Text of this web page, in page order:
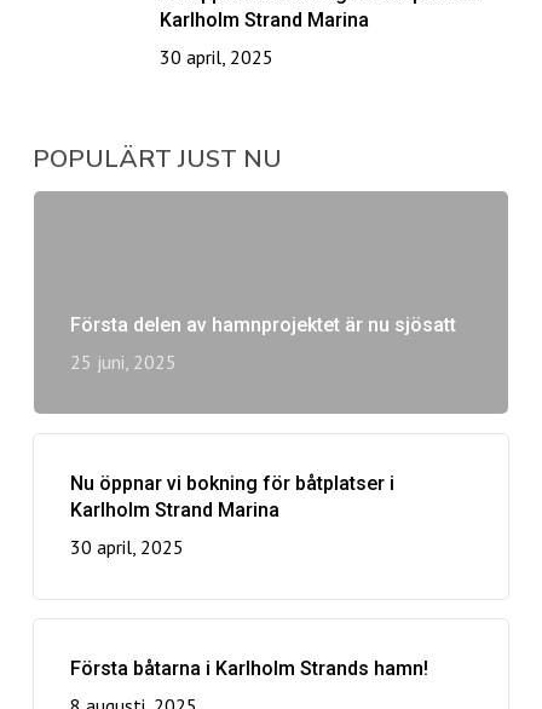
Karlholm Strand Marina
30 april, 2025
POPULÄRT JUST NU
Första delen av hamnprojektet är nu sjösatt
25 juni, 2025
Nu öppnar vi bokning för båtplatser i
Karlholm Strand Marina
30 april, 2025
Första båtarna i Karlholm Strands hamn!